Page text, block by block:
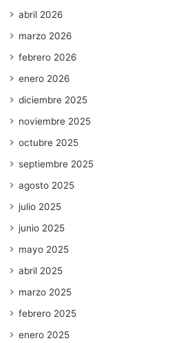
abril 2026
marzo 2026
febrero 2026
enero 2026
diciembre 2025
noviembre 2025
octubre 2025
septiembre 2025
agosto 2025
julio 2025
junio 2025
mayo 2025
abril 2025
marzo 2025
febrero 2025
enero 2025